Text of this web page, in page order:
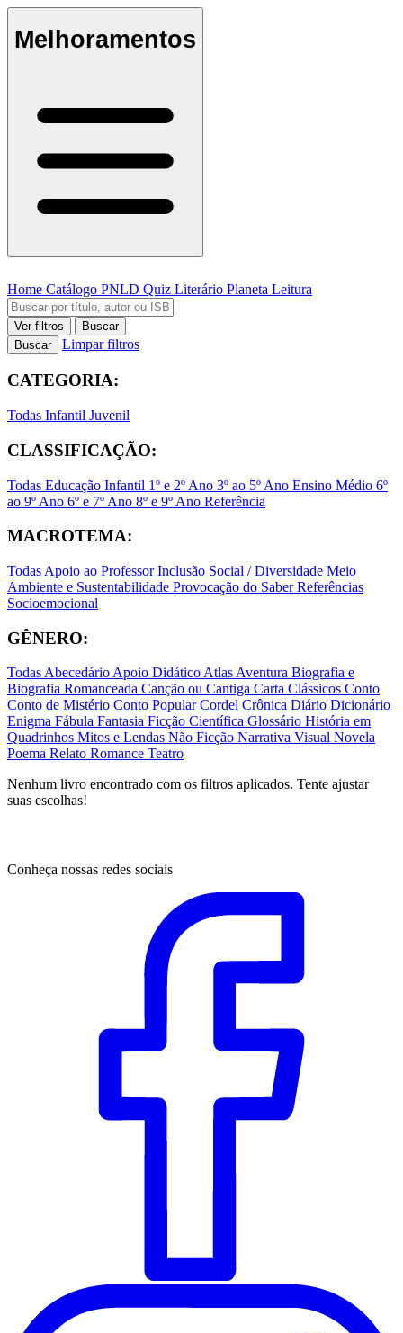
Melhoramentos
Home Catálogo PNLD Quiz Literário Planeta Leitura
Ver filtros
Buscar
Buscar
Limpar filtros
CATEGORIA:
Todas Infantil Juvenil
CLASSIFICAÇÃO:
Todas Educação Infantil 1º e 2º Ano 3º ao 5º Ano Ensino Médio 6º
ao 9º Ano 6º e 7º Ano 8º e 9º Ano Referência
MACROTEMA:
Todas Apoio ao ProfessorInclusão Social / Diversidade Meio
Ambiente e Sustentabilidade Provocação do SaberReferências
Socioemocional
GÊNERO:
TodasAbecedárioApoio DidáticoAtlasAventura Biografia e
Biografia Romanceada Canção ou Cantiga Carta Clássicos Conto
Conto de Mistério Conto PopularCordel Crônica Diário Dicionário
Enigma Fábula Fantasia Ficção Científica Glossário História em
Quadrinhos Mitos e Lendas Não Ficção Narrativa Visual Novela
Poema Relato Romance Teatro
Nenhum livro encontrado com os filtros aplicados. Tente ajustar
suas escolhas!
Conheça nossas redes sociais